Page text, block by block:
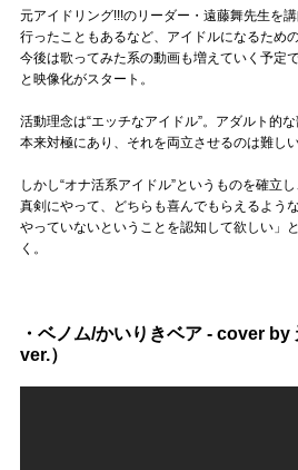
Follow us
Official SNS
元アイドリング!!!のリーダー・遠藤舞先生を
行ったこともあるなど、アイドルになるため
今後は歌ってみた系の動画も増えていく予定
と映像化がスタート。
活動理念は“エッチなアイドル”。アダルト的
本来対極にあり、それを両立させるのは難しい
しかし“オナ活系アイドル”というものを確立
真剣にやって、どちらも喜んでもらえるよう
やっていないということを認知して欲しい」
く。
・ベノム/かいりきベア - cover
ver.）